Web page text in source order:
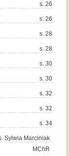
s. 26
s. 26
s. 28
s. 28
s. 30
s. 30
s. 32
s. 32
s. 34
Sylwia Marciniak
MChR